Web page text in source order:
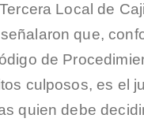
Local de
que,
de
culposos, es el
quien debe